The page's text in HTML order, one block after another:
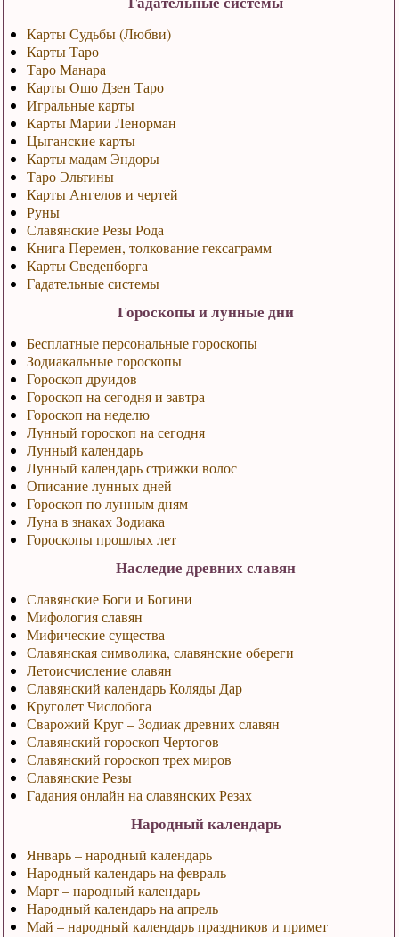
Карты Судьбы (Любви)
Карты Таро
Таро Манара
Карты Ошо Дзен Таро
Игральные карты
Карты Марии Ленорман
Цыганские карты
Карты мадам Эндоры
Таро Эльтины
Карты Ангелов и чертей
Руны
Славянские Резы Рода
Книга Перемен, толкование гексаграмм
Карты Сведенборга
Гадательные системы
Гороскопы и лунные дни
Бесплатные персональные гороскопы
Зодиакальные гороскопы
Гороскоп друидов
Гороскоп на сегодня и завтра
Гороскоп на неделю
Лунный гороскоп на сегодня
Лунный календарь
Лунный календарь стрижки волос
Описание лунных дней
Гороскоп по лунным дням
Луна в знаках Зодиака
Гороскопы прошлых лет
Наследие древних славян
Славянские Боги и Богини
Мифология славян
Мифические существа
Славянская символика, славянские обереги
Летоисчисление славян
Славянский календарь Коляды Дар
Круголет Числобога
Сварожий Круг – Зодиак древних славян
Славянский гороскоп Чертогов
Славянский гороскоп трех миров
Славянские Резы
Гадания онлайн на славянских Резах
Народный календарь
Январь – народный календарь
Народный календарь на февраль
Март – народный календарь
Народный календарь на апрель
Май – народный календарь праздников и примет